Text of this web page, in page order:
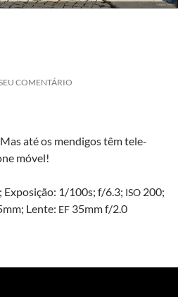
COMENTÁRIO
até os mendi­gos têm tele­
móvel!
; Exposição: 1/100s; f/6.3; ISO200;
Lente: EF35mm f/2.0